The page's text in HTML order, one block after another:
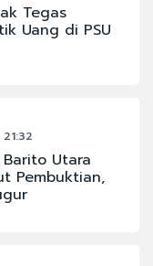
Tegas
Uang di PSU
Barito Utara
Pembuktian,